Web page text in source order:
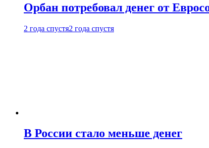
Орбан потребовал денег от
2 года спустя2 года спустя
В России стало меньше денег